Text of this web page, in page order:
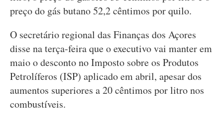
preço do gás butano 52,2 cêntimos por quilo.
O secretário regional das Finanças dos Açores
disse na terça-feira que o executivo vai manter em
maio o desconto no Imposto sobre os Produtos
Petrolíferos (ISP) aplicado em abril, apesar dos
aumentos superiores a 20 cêntimos por litro nos
combustíveis.